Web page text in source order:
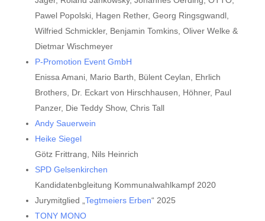
Pawel Popolski, Hagen Rether, Georg Ringsgwandl,
Wilfried Schmickler, Benjamin Tomkins, Oliver Welke &
Dietmar Wischmeyer
P-Promotion Event GmbH
Enissa Amani, Mario Barth, Bülent Ceylan, Ehrlich
Brothers, Dr. Eckart von Hirschhausen, Höhner, Paul
Panzer, Die Teddy Show, Chris Tall
Andy Sauerwein
Heike Siegel
Götz Frittrang, Nils Heinrich
SPD Gelsenkirchen
Kandidatenbgleitung Kommunalwahlkampf 2020
Jurymitglied „ Tegtmeiers Erben“ 2025
TONY MONO